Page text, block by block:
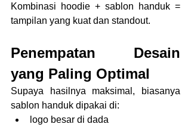
Kombinasi hoodie + sablon handuk =
tampilan yang kuat dan standout.
Penempatan Desain
yang Paling Optimal
Supaya hasilnya maksimal, biasanya
sablon handuk dipakai di:
logo besar di dada